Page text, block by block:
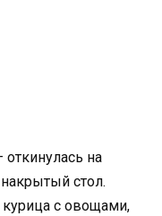
откинулась на
стол.
курица с овощами,